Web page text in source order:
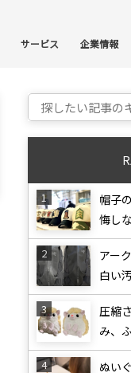
サービス 企業情報
Search for:
帽子
悔し
アー
白い
圧縮
み、
ぬい